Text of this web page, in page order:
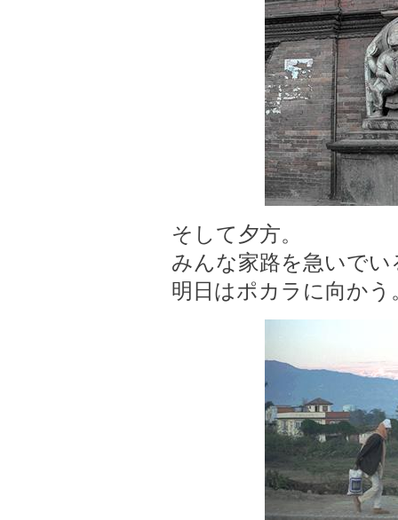
そして夕方。
みんな家路を急いでい
明日はポカラに向かう